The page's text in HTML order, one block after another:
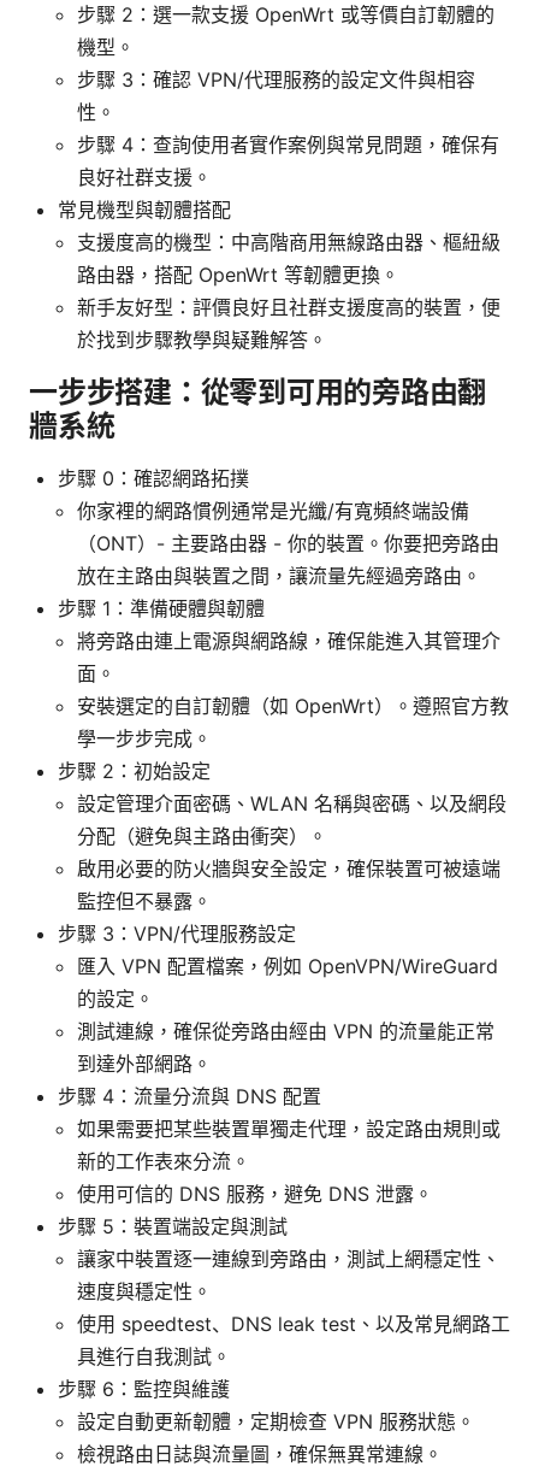
步驟 2：選一款支援 OpenWrt 或等價自訂韌體的
機型。
步驟 3：確認 VPN/代理服務的設定文件與相容
性。
步驟 4：查詢使用者實作案例與常見問題，確保有
良好社群支援。
常見機型與韌體搭配
支援度高的機型：中高階商用無線路由器、樞紐級
路由器，搭配 OpenWrt 等韌體更換。
新手友好型：評價良好且社群支援度高的裝置，便
於找到步驟教學與疑難解答。
一步步搭建：從零到可用的旁路由翻
牆系統
步驟 0：確認網路拓撲
你家裡的網路慣例通常是光纖/有寬頻終端設備
（ONT）- 主要路由器 - 你的裝置。你要把旁路由
放在主路由與裝置之間，讓流量先經過旁路由。
步驟 1：準備硬體與韌體
將旁路由連上電源與網路線，確保能進入其管理介
面。
安裝選定的自訂韌體（如 OpenWrt）。遵照官方教
學一步步完成。
步驟 2：初始設定
設定管理介面密碼、WLAN 名稱與密碼、以及網段
分配（避免與主路由衝突）。
啟用必要的防火牆與安全設定，確保裝置可被遠端
監控但不暴露。
步驟 3：VPN/代理服務設定
匯入 VPN 配置檔案，例如 OpenVPN/WireGuard
的設定。
測試連線，確保從旁路由經由 VPN 的流量能正常
到達外部網路。
步驟 4：流量分流與 DNS 配置
如果需要把某些裝置單獨走代理，設定路由規則或
新的工作表來分流。
使用可信的 DNS 服務，避免 DNS 泄露。
步驟 5：裝置端設定與測試
讓家中裝置逐一連線到旁路由，測試上網穩定性、
速度與穩定性。
使用 speedtest、DNS leak test、以及常見網路工
具進行自我測試。
步驟 6：監控與維護
設定自動更新韌體，定期檢查 VPN 服務狀態。
檢視路由日誌與流量圖，確保無異常連線。